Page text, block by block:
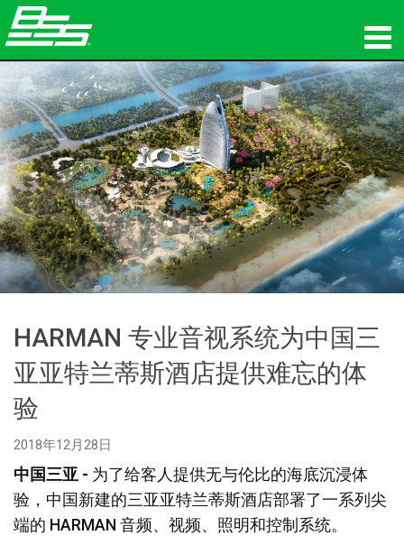
产品
网络音频传输
哪里购买
新闻
培训
支持
我们的历史
语言/地区
HARMAN 专业音视系统为中国三
亚亚特兰蒂斯酒店提供难忘的体
验
2018年12月28日
中国三亚 - 为了给客人提供无与伦比的海底沉浸体
验，中国新建的三亚亚特兰蒂斯酒店部署了一系列尖
端的 HARMAN 音频、视频、照明和控制系统。